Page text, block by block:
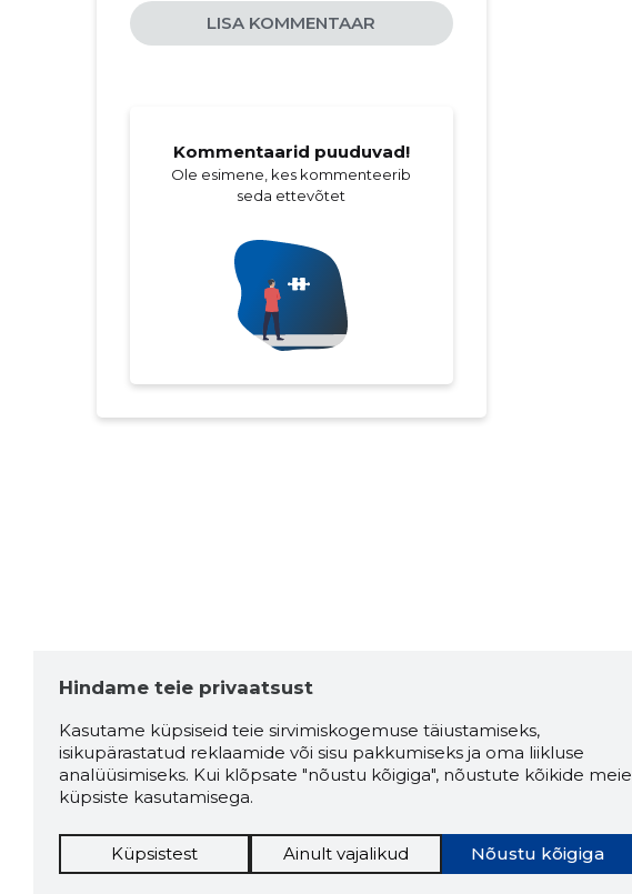
LISA KOMMENTAAR
Kommentaarid puuduvad!
Ole esimene, kes kommenteerib
seda ettevõtet
Hindame teie privaatsust
Kasutame küpsiseid teie sirvimiskogemuse täiustamiseks,
isikupärastatud reklaamide või sisu pakkumiseks ja oma liikluse
analüüsimiseks. Kui klõpsate "nõustu kõigiga", nõustute kõikide meie
küpsiste kasutamisega.
Nõustu kõigiga
Küpsistest Ainult vajalikud